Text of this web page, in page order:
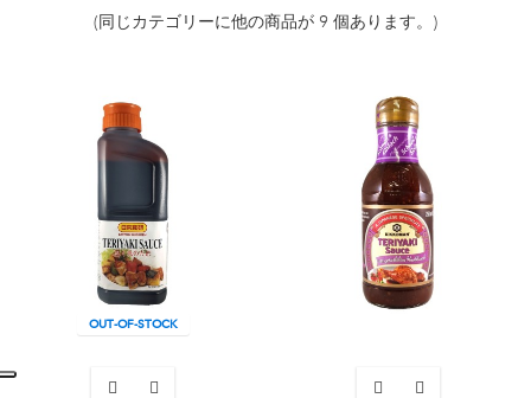
(同じカテゴリーに他の商品が 9 個あります。)
OUT-OF-STOCK